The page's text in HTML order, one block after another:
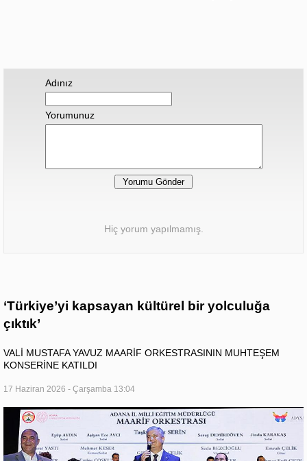
Adınız
Yorumunuz
Hiç yorum yapılmamış.
‘Türkiye’yi kapsayan kültürel bir yolculuğa
çıktık’
VALİ MUSTAFA YAVUZ MAARİF ORKESTRASININ MUHTEŞEM
KONSERİNE KATILDI
17 Haziran 2026 - Çarşamba 13:04